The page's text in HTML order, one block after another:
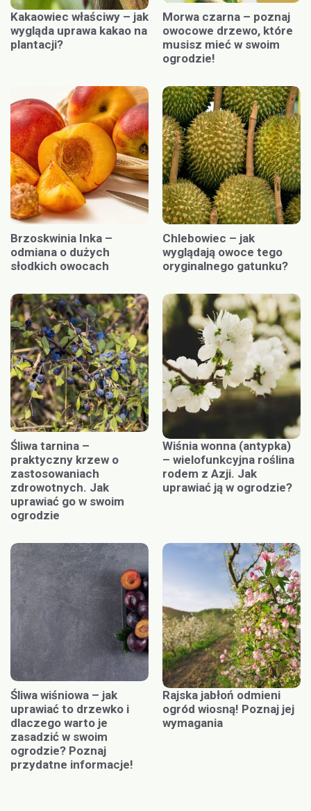
Kakaowiec właściwy – jak
wygląda uprawa kakao na
plantacji?
Morwa czarna – poznaj
owocowe drzewo, które
musisz mieć w swoim
ogrodzie!
Brzoskwinia Inka –
odmiana o dużych
słodkich owocach
Chlebowiec – jak
wyglądają owoce tego
oryginalnego gatunku?
Śliwa tarnina –
praktyczny krzew o
zastosowaniach
zdrowotnych. Jak
uprawiać go w swoim
ogrodzie
Wiśnia wonna (antypka)
– wielofunkcyjna roślina
rodem z Azji. Jak
uprawiać ją w ogrodzie?
Śliwa wiśniowa – jak
uprawiać to drzewko i
dlaczego warto je
zasadzić w swoim
ogrodzie? Poznaj
przydatne informacje!
Rajska jabłoń odmieni
ogród wiosną! Poznaj jej
wymagania